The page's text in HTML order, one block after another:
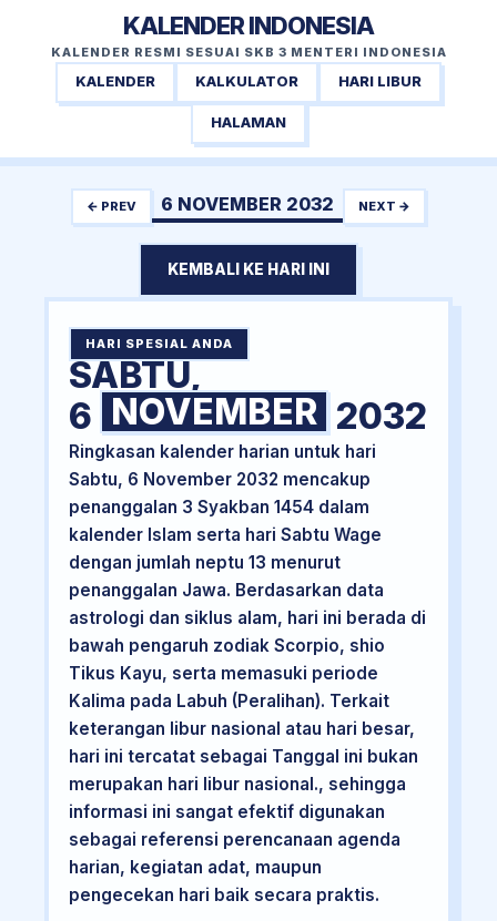
KALENDER INDONESIA
KALENDER RESMI SESUAI SKB 3 MENTERI INDONESIA
KALENDER KALKULATOR HARI LIBUR
HALAMAN
← PREV 6 NOVEMBER 2032 NEXT →
KEMBALI KE HARI INI
HARI SPESIAL ANDA
SABTU,
6 NOVEMBER 2032
Ringkasan kalender harian untuk hari
Sabtu, 6 November 2032 mencakup
penanggalan 3 Syakban 1454 dalam
kalender Islam serta hari Sabtu Wage
dengan jumlah neptu 13 menurut
penanggalan Jawa. Berdasarkan data
astrologi dan siklus alam, hari ini berada di
bawah pengaruh zodiak Scorpio, shio
Tikus Kayu, serta memasuki periode
Kalima pada Labuh (Peralihan). Terkait
keterangan libur nasional atau hari besar,
hari ini tercatat sebagai Tanggal ini bukan
merupakan hari libur nasional., sehingga
informasi ini sangat efektif digunakan
sebagai referensi perencanaan agenda
harian, kegiatan adat, maupun
pengecekan hari baik secara praktis.